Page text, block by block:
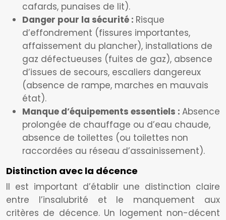
cafards, punaises de lit).
Danger pour la sécurité : Risque
d’effondrement (fissures importantes,
affaissement du plancher), installations de
gaz défectueuses (fuites de gaz), absence
d’issues de secours, escaliers dangereux
(absence de rampe, marches en mauvais
état).
Manque d’équipements essentiels : Absence
prolongée de chauffage ou d’eau chaude,
absence de toilettes (ou toilettes non
raccordées au réseau d’assainissement).
Distinction avec la décence
Il est important d’établir une distinction claire
entre l’insalubrité et le manquement aux
critères de décence. Un logement non-décent